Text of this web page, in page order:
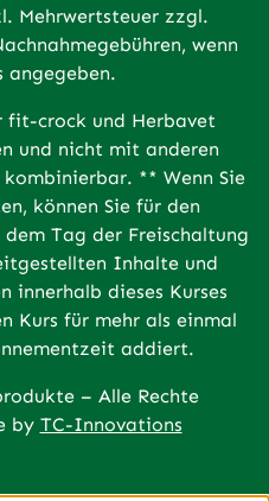
Mehrwertsteuer zzgl.
wenn
angegeben.
fit-crock und Herbavet
und nicht mit anderen
** Wenn Sie
können Sie für den
Tag der Freischaltung
Inhalte und
dieses Kurses
Kurs für mehr als einmal
addiert.
– Alle Rechte
by TC-Innovations